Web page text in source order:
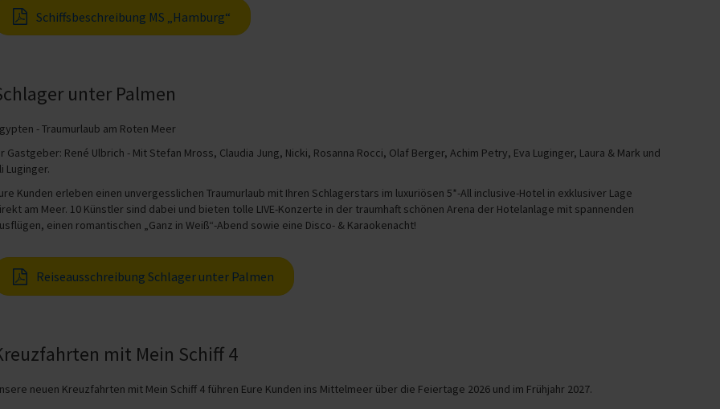
Schiffsbeschreibung MS „Hamburg“
unter Palmen
- Traumurlaub am Roten Meer
Gastgeber: René Ulbrich - Mit Stefan Mross, Claudia Jung, Nicki, Rosanna Rocci, Olaf Berger, Achim Petry, Eva Luginger, Laura & Mark und
Luginger.
Kunden erleben einen unvergesslichen Traumurlaub mit Ihren Schlagerstars im luxuriösen 5*-All inclusive-Hotel in exklusiver Lage
am Meer. 10 Künstler sind dabei und bieten tolle LIVE-Konzerte in der traumhaft schönen Arena der Hotelanlage mit spannenden
einen romantischen „Ganz in Weiß“-Abend sowie eine Disco- & Karaokenacht!
Reiseausschreibung Schlager unter Palmen
mit Mein Schiff 4
neuen Kreuzfahrten mit Mein Schiff 4 führen Eure Kunden ins Mittelmeer über die Feiertage 2026 und im Frühjahr 2027.